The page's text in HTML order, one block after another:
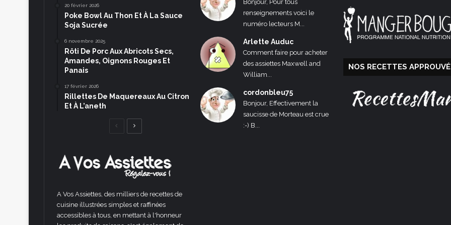
20 février 2026
Poke Bowl Au Thon Et À La Sauce
Soja Sucrée
6 novembre 2025
Rôti De Porc Aux Abricots Secs,
Amandes, Oignons Rouges Et
Panais
17 février 2026
Rillettes De Maquereaux Au Citron
Et À L’aneth
Page
A Vos Assiettes, des milliers de recettes de
cuisine illustrées simples et raffinées
accessibles à tous, en mettant à l'honneur
Bonjour, Pour tous
renseignements voici le
numéro lecteurs M...
Arlette Auduc
Comment faire pour acheter
des assiettes Maxwell and
William...
cordonbleu75
Bonjour, Effectivement la
saucisse de Morteau est crue
:-) B...
NOS RECETTES